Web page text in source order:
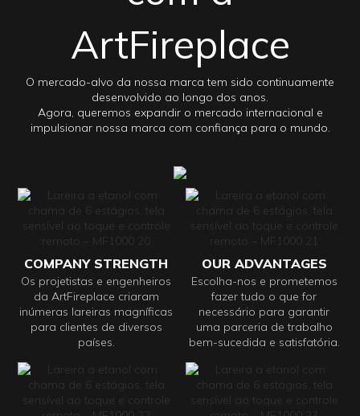
ArtFireplace
O mercado-alvo da nossa marca tem sido continuamente
desenvolvido ao longo dos anos.
Agora, queremos expandir o mercado internacional e
impulsionar nossa marca com confiança para o mundo.
COMPANY STRENGTH
Os projetistas e engenheiros
da ArtFireplace criaram
inúmeras lareiras magníficas
para clientes de diversos
países.
OUR ADVANTAGES
Escolha-nos e prometemos
fazer tudo o que for
necessário para garantir
uma parceria de trabalho
bem-sucedida e satisfatória.